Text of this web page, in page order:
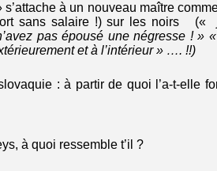
à un nouveau maître
sans salaire !) sur les noirs («
pas épousé une négresse ! »
et à l’intérieur » …. !!)
: à partir de quoi l’a-t-elle
à quoi ressemble t’il ?